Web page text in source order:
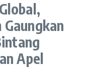
Apel